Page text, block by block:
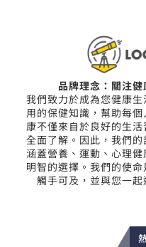
品牌理念：關注
我們致力於成為您健康
用的保健知識，幫助每
康不僅來自於良好的生
全面了解。因此，我們
涵蓋營養、運動、心理
明智的選擇。我們的使
觸手可及，並與您一